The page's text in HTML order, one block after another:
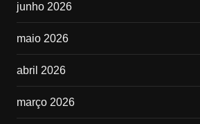
junho 2026
maio 2026
abril 2026
março 2026